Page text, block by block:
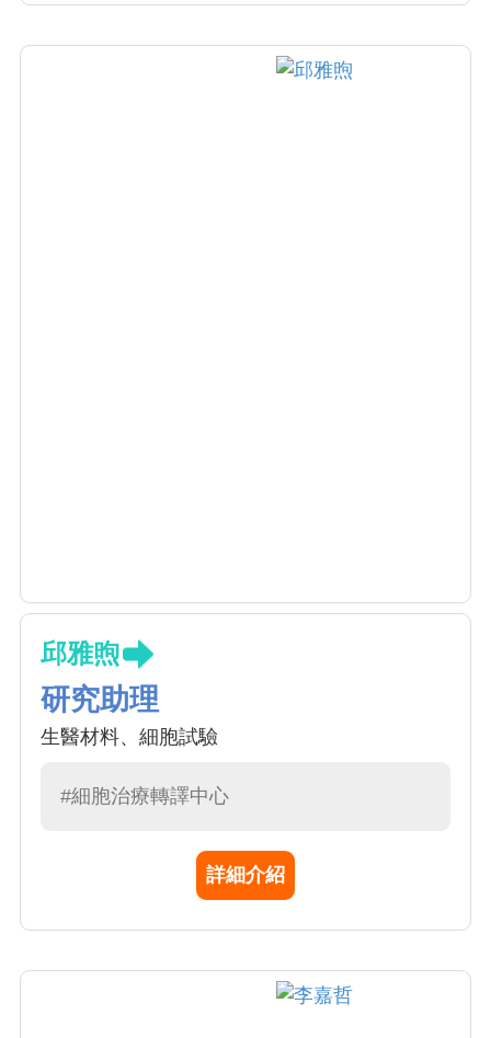
邱雅煦
研究助理
生醫材料、細胞試驗
#細胞治療轉譯中心
詳細介紹